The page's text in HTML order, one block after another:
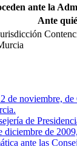
ante la
Ante
de noviembre, de
de
diciembre de
ante las